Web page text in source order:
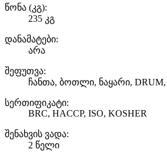
წონა (კგ):
235 კგ
დანამატები:
არა
შეფუთვა:
ჩანთა, ბოთლი, ნაყარი, DRUM,
სერთიფიკატი:
BRC, HACCP, ISO, KOSHER
შენახვის ვადა:
2 წელი